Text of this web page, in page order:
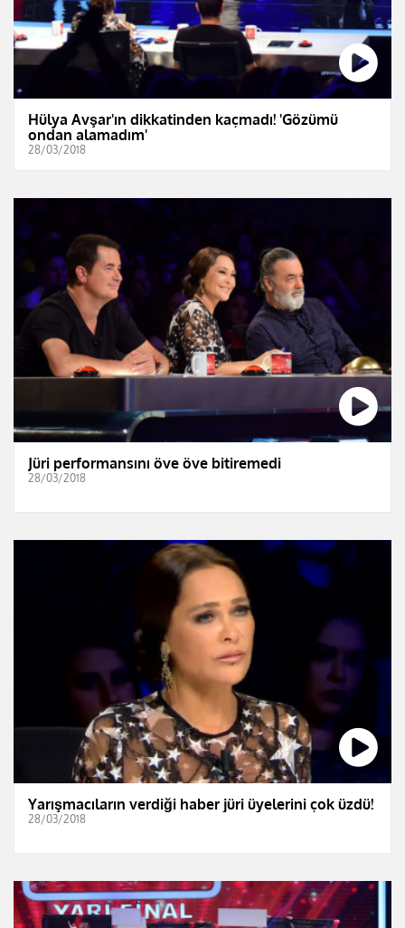
Hülya Avşar'ın dikkatinden kaçmadı! 'Gözümü
ondan alamadım'
28/03/2018
Jüri performansını öve öve bitiremedi
28/03/2018
Yarışmacıların verdiği haber jüri üyelerini çok üzdü!
28/03/2018